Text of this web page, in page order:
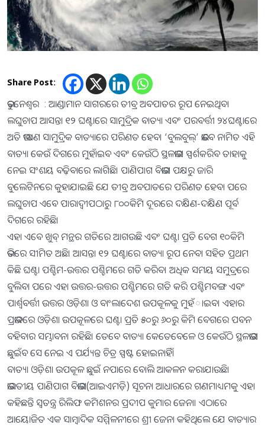
Share Post:
ଭୁବନେଶ୍ୱର : ଆଣ୍ଡାମାନ ସାଗରରେ ତୀବ୍ର ଅବପାତର ରୂପ ନେଇଥିବା
ଲଘୁଚାପ ଆସନ୍ତା ୧୨ ଘଣ୍ଟାରେ ସାମୁଦ୍ରିକ ବାତ୍ୟା ଏବଂ ପରବର୍ତ୍ତୀ ୨୪ଘଣ୍ଟାରେ
ଅତି ଭୀଷଣ ସାମୁଦ୍ରିକ ବାତ୍ୟାରେ ପରିଣତ ହେବ। ‘ବୁଲବୁଲ୍’ ଭାବେ ନାମିତ ଏହି
ବାତ୍ୟା କେଉଁ ଦିଗରେ ମୁହାଁଇବ ଏବଂ କେଉଁଠି ସ୍ଥଳଭାଗ ସ୍ପର୍ଶକରିବ ତାହାକୁ
ନେଇ ସଂଶୟ ବଢ଼ିବାରେ ଲାଗିଛି। ପାଣିପାଗ ବିଭାଗ ପକ୍ଷରୁ ଜାରି
ବୁଲେଟିନରେ କୁହାଯାଇଛି ଯେ ତୀବ୍ର ଅବପାତରେ ପରିଣତ ହେବା ପରେ
ଲଘୁଚାପ ଏବେ ପାରାଦ୍ବୀପଠାରୁ ୮୦୦କିମି ଦୂରରେ ଦକ୍ଷିଣ-ଦକ୍ଷିଣ ପୂର୍ବ
ଦିଗରେ ରହିଛି।
ଏହା ଏବେ ଖୁବ୍ ମନ୍ଥର ଗତିରେ ଆଗଉଛି ଏବଂ ଘଣ୍ଟା ପ୍ରତି ବେଗ ୧୦କିମି
ଭିତରେ ସୀମିତ ଅଛି। ‌​‌ଆସନ୍ତା ୧୨ ଘଣ୍ଟାରେ ବାତ୍ୟା ରୂପ ନେବା ସହିତ ପ୍ରଥମ
କିଛି ଘଣ୍ଟା ପଶ୍ଚିମ-ଉତ୍ତର ପଶ୍ଚିମରେ ଗତି କରିବ। ଅଧିକ ସମୟ ସମୁଦ୍ରରେ
ବୁଲିବା ପରେ ଏହା ଉତ୍ତର-ଉତ୍ତର ପଶ୍ଚିମରେ ଗତି କରି ପଶ୍ଚିମବଙ୍ଗ ଏବଂ
ପାର୍ଶ୍ବବର୍ତ୍ତୀ ଉତ୍ତର ଓଡ଼ିଶା ଓ ବାଂଲାଦେଶ ଉପକୂଳକୁ ମୁହଁାଇବ। ଏହାର
ପ୍ରଭାବରେ ଓଡ଼ିଶା ଉପକୂଳରେ ଘଣ୍ଟା ପ୍ରତି ୫୦ରୁ ୬୦ରୁ କିମି ବେଗରେ ପବନ
ବହିବାର ସମ୍ଭାବନା ରହିଛି। ତେବେ ବାତ୍ୟା କେତେବେଳେ ଓ କେଉଁଠି ସ୍ଥଳଭାଗ
ଛୁଇଁବ ସେ ନେଇ ଏ ପର୍ଯ୍ୟନ୍ତ ଚିତ୍ର ସ୍ପଷ୍ଟ ହୋଇନାହିଁ।
ବାତ୍ୟା ଓଡ଼ିଶା ଉପକୂଳ ଛୁଇଁ ନପାରେ ବୋଲି ଆକଳନ କରାଯାଉଛି।
ଭାରତୀୟ ପାଣିପାଗ ବିଭାଗ(ଆଇଏମଡ଼ି) ସୂଚନା ଆଧାରରେ ଗଣମାଧ୍ୟମକୁ ଏହା
କହିଛନ୍ତି ସ୍ବତନ୍ତ୍ର ରିଲିଫ କମିଶନର ପ୍ରଦୀପ କୁମାର ଜେନା। ଏଠାରେ
ଆୟୋଜିତ ଏକ ସାମ୍ବାଦିକ ସମ୍ମିଳନୀରେ ଶ୍ରୀ ​ଜେନା କହିଥିଲେ ଯେ ବାତ୍ୟାର